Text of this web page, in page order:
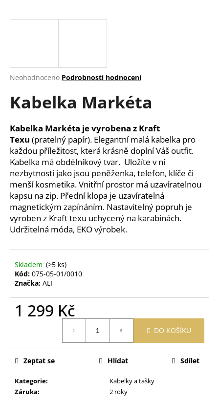
Průměrné
produktu
je
z
5
hvězdiček.
Neohodnoceno Podrobnosti hodnocení
Kabelka Markéta
Kabelka Markéta je vyrobena z Kraft
Texu (pratelný papír). Elegantní malá kabelka pro
každou příležitost, která krásně doplní Váš outfit.
Kabelka má obdélníkový tvar. Uložíte v ní
nezbytnosti jako jsou peněženka, telefon, klíče či
menší kosmetika. Vnitřní prostor má uzavíratelnou
kapsu na zip. Přední klopa je uzavíratelná
magnetickým zapínáním. Nastavitelný popruh je
vyroben z Kraft texu uchycený na karabinách.
Udržitelná móda, EKO výrobek.
Skladem (>5 ks)
Kód: 075-05-01/0010
Značka: ALI
1 299 Kč
DO KOŠÍKU
Kategorie:
Kabelky a tašky
Záruka:
2 roky
Zeptat se Hlídat Sdílet
j
?
D
o
p
o
r
u
č
u
e
m
e
PRACÍ
PAPÍRKY
ECO
KS
Kč